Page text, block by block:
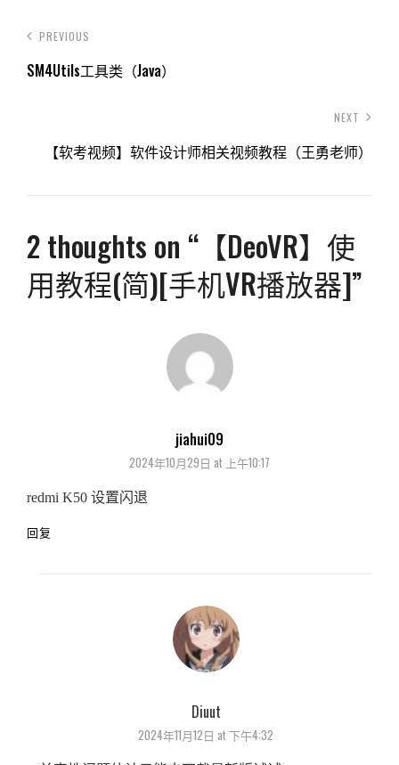
PREVIOUS
SM4Utils工具类（Java）
NEXT
【软考视频】软件设计师相关视频教程（王勇老师）
2 thoughts on “ 【DeoVR】使
用教程(简)[手机VR播放器]”
jiahui09
2024年10月29日 at 上午10:17
redmi K50 设置闪退
回复
Diuutsays:
2024年11月12日 at 下午4:32